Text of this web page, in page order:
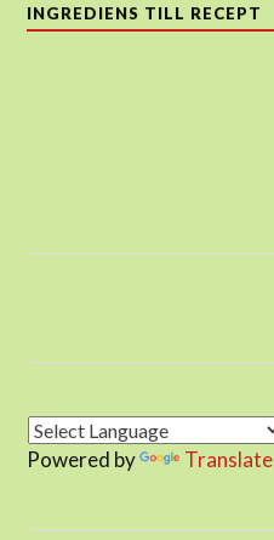
INGREDIENS TILL RECEPT
Powered by Translate